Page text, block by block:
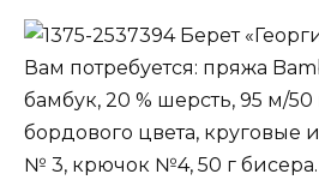
Берет
Вам потребуется: пряжа
бамбук, 20 % шерсть, 95 м/50
бордового цвета, круговые
№ 3, крючок №4, 50 г бисера.